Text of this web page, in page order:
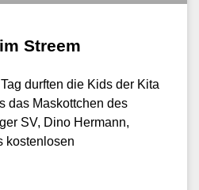
Streem
durften die Kids der Kita
das Maskottchen des
SV, Dino Hermann,
kostenlosen